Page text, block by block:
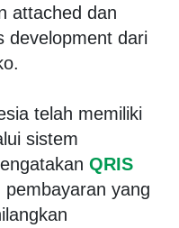
attached dan
development dari
telah memiliki
sistem
QRIS
yang